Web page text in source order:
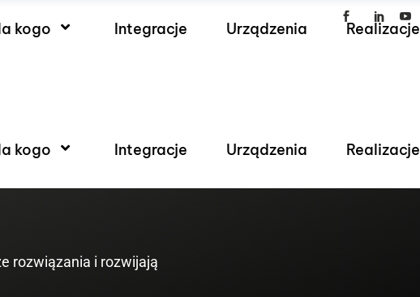
kogo Integracje Urządzenia Realizacje
kogo Integracje Urządzenia Realizacje
rozwiązania i rozwijają